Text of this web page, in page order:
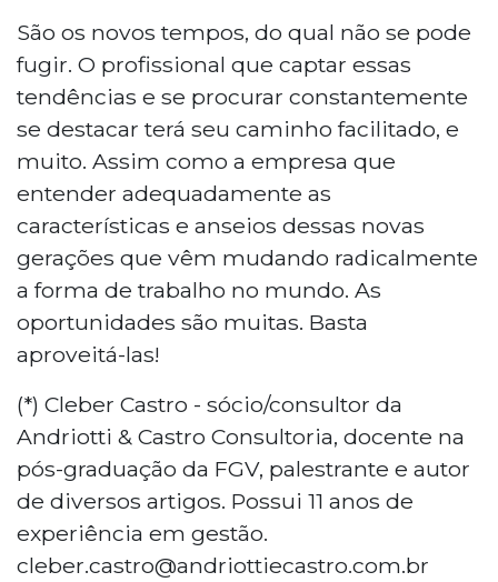
São os novos tempos, do qual não se pode
fugir. O profissional que captar essas
tendências e se procurar constantemente
se destacar terá seu caminho facilitado, e
muito. Assim como a empresa que
entender adequadamente as
características e anseios dessas novas
gerações que vêm mudando radicalmente
a forma de trabalho no mundo. As
oportunidades são muitas. Basta
aproveitá-las!
(*) Cleber Castro - sócio/consultor da
Andriotti & Castro Consultoria, docente na
pós-graduação da FGV, palestrante e autor
de diversos artigos. Possui 11 anos de
experiência em gestão.
cleber.castro@andriottiecastro.com.br